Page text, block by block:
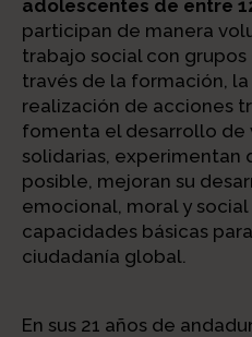
adolescentes de entre
participan de manera
trabajo social con
través de la formación,
realización de acciones
fomenta el desarrollo de
solidarias, experimentan
posible, mejoran su
emocional, moral y
capacidades básicas
ciudadanía global.
En sus 21 años de